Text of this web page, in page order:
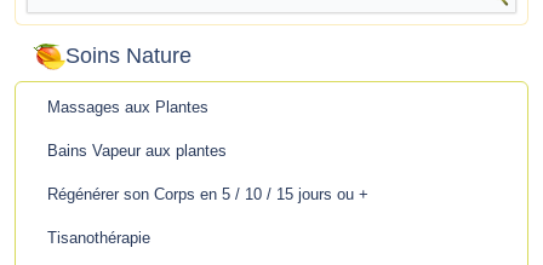
Soins Nature
Massages aux Plantes
Bains Vapeur aux plantes
Régénérer son Corps en 5 / 10 / 15 jours ou +
Tisanothérapie